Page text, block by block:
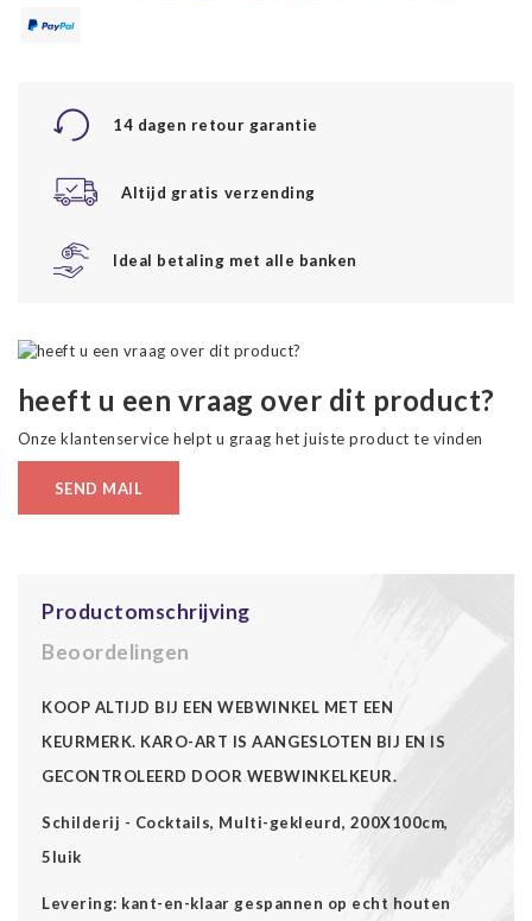
14 dagen retour garantie
Altijd gratis verzending
Ideal betaling met alle banken
heeft u een vraag over dit product?
Onze klantenservice helpt u graag het juiste product te vinden
SEND MAIL
Productomschrijving
Beoordelingen
KOOP ALTIJD BIJ EEN WEBWINKEL MET EEN
KEURMERK. KARO-ART IS AANGESLOTEN BIJ EN IS
GECONTROLEERD DOOR WEBWINKELKEUR.
Schilderij - Cocktails, Multi-gekleurd, 200X100cm,
5luik
Levering: kant-en-klaar gespannen op echt houten